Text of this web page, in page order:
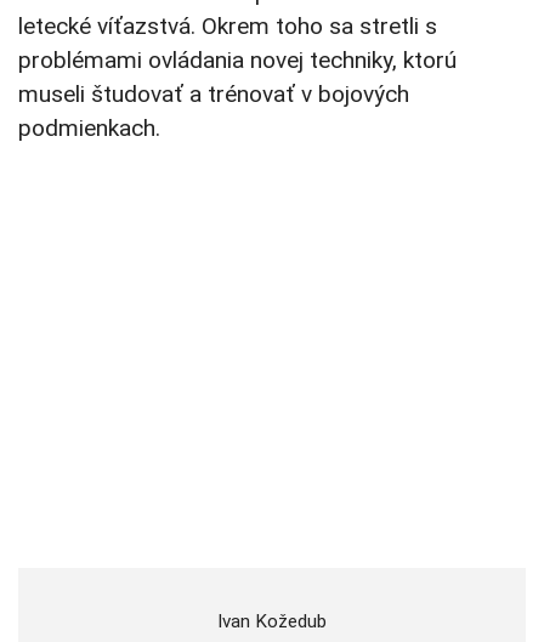
letecké víťazstvá. Okrem toho sa stretli s
problémami ovládania novej techniky, ktorú
museli študovať a trénovať v bojových
podmienkach.
Ivan Kožedub